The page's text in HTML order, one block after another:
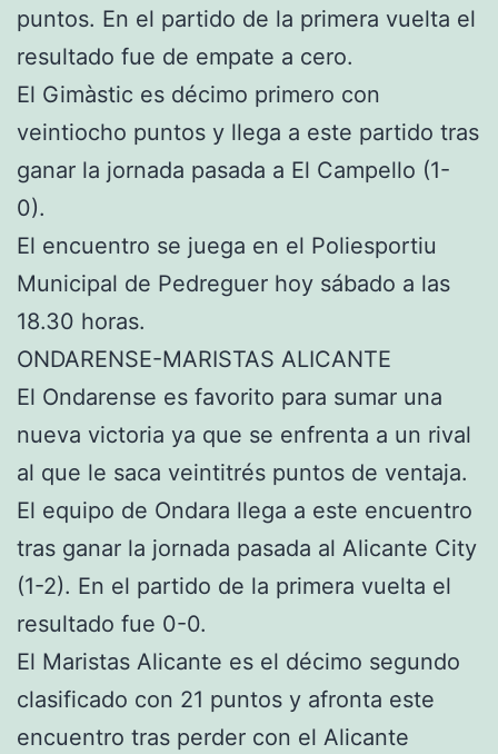
puntos. En el partido de la primera vuelta el
resultado fue de empate a cero.
El Gimàstic es décimo primero con
veintiocho puntos y llega a este partido tras
ganar la jornada pasada a El Campello (1-
0).
El encuentro se juega en el Poliesportiu
Municipal de Pedreguer hoy sábado a las
18.30 horas.
ONDARENSE-MARISTAS ALICANTE
El Ondarense es favorito para sumar una
nueva victoria ya que se enfrenta a un rival
al que le saca veintitrés puntos de ventaja.
El equipo de Ondara llega a este encuentro
tras ganar la jornada pasada al Alicante City
(1-2). En el partido de la primera vuelta el
resultado fue 0-0.
El Maristas Alicante es el décimo segundo
clasificado con 21 puntos y afronta este
encuentro tras perder con el Alicante